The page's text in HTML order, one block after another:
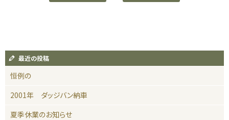
最近の投稿
恒例の
2001年 ダッジバン納車
夏季休業のお知らせ